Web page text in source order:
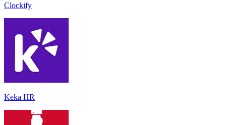
Clockify
Keka HR